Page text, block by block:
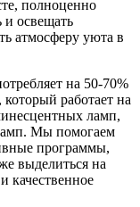
полноценно
и освещать
атмосферу уюта в
на 50-70%
работает на
ламп,
Мы помогаем
программы,
выделиться на
качественное